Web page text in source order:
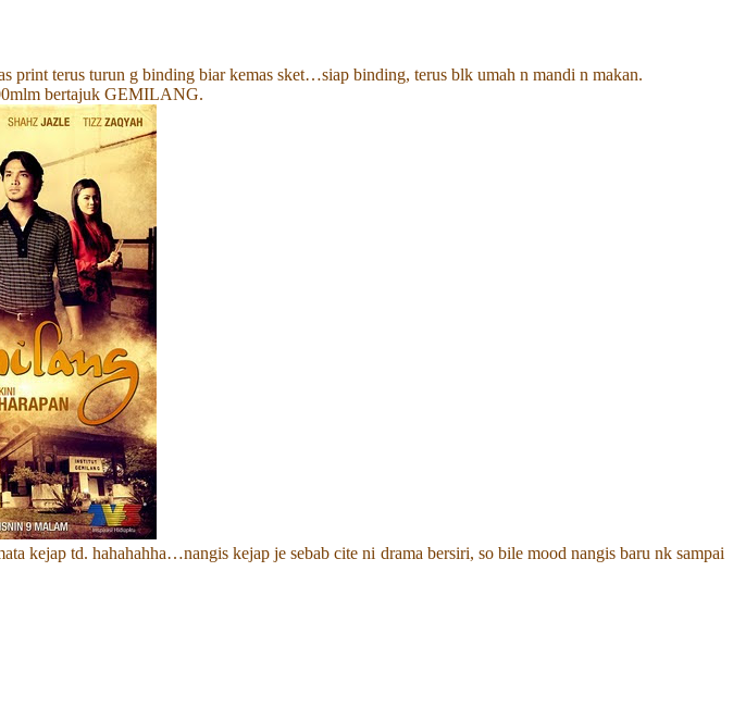
print terus turun g binding biar kemas sket…siap binding, terus blk umah n mandi n makan.
bertajuk GEMILANG.
kejap td. hahahahha…nangis kejap je sebab cite ni drama bersiri, so bile mood nangis baru nk sampai